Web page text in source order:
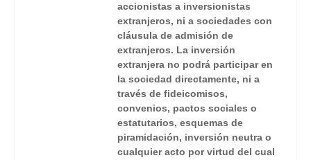
accionistas a inversionistas
extranjeros, ni a sociedades con
cláusula de admisión de
extranjeros. La inversión
extranjera no podrá participar en
la sociedad directamente, ni a
través de fideicomisos,
convenios, pactos sociales o
estatutarios, esquemas de
piramidación, inversión neutra o
cualquier acto por virtud del cual